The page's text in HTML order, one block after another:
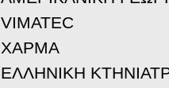
VIMATEC
ΧΑΡΜΑ
ΕΛΛΗΝΙΚΗ